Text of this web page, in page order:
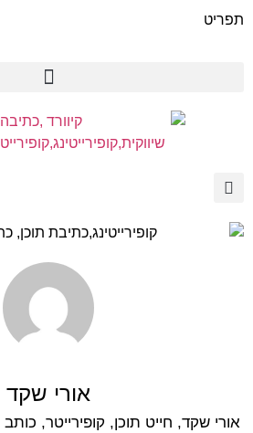
תפריט
אורי שקד
אורי שקד, חייט תוכן, קופירייטר,